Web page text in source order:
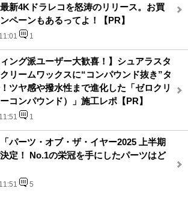
新4Kドラレコを怒涛のリリース。お買
ペーンもあるってよ！【PR】
1
ィング派ユーザー大歓喜！】シュアラスタ
リームワックスに“コンパウンド抜き”タ
ツヤ感や撥水性まで進化した「ゼロクリ
コンパウンド）」施工レポ【PR】
1
「パーツ・オブ・ザ・イヤー2025 上半期
定！ No.1の栄冠を手にしたパーツはど
5